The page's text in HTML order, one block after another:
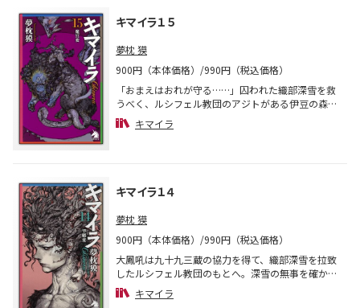
今、どこで何をしているのか。 忘れられぬまま日々
を過ごしてきた九十九に、 雲斎は「アメリカに行く
気はないか」と尋ねる。 一方、荒久の海岸であの濃
密な時間を思い返し、 火のように激しく涙する菊地
良二。 そして、未知の種族イゾラド――。 夢枕獏によ
って、 これからも書き継がれる名作「キマイラ」。
“最終話を先に書く”という前代未聞の試み。 著者自
身「これしかなかった」と語る、 長大なる物語の結
末とは？
キマイラ１５
夢枕 獏
900円（本体価格）/990円（税込価格）
「おまえはおれが守る……」囚われた織部深雪を救
うべく、ルシフェル教団のアジトがある伊豆の森を
訪れた大鳳吼と九十九三蔵。闇に光が差したかに思
われたが……息をのむ格闘シーンや雪道のカーチェ
キマイラ
キマイラ１４
夢枕 獏
900円（本体価格）/990円（税込価格）
大鳳吼は九十九三蔵の協力を得て、織部深雪を拉致
したルシフェル教団のもとへ。深雪の無事を確かめ
るが、庭で番犬と化した菊地に出会う。一方、九十
九を追ってきた龍王院弘は、森で宿敵ボックに出く
キマイラ